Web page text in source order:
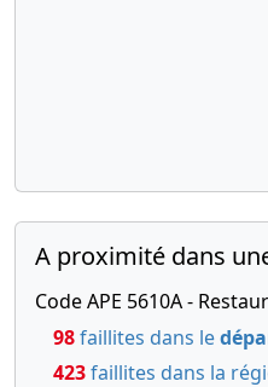
A proximité dans
Code APE 5610A -
98faillites dans le
423faillites dans la